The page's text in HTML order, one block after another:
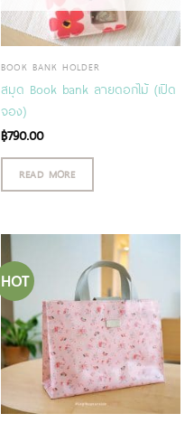
BOOK BANK HOLDER
สมุด Book bank ลายดอกไม้ (เปิด
จอง)
฿790.00
READ MORE
HOT